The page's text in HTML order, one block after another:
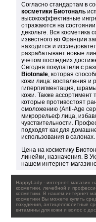
Согласно стандартам в
косметики Биотональ
высокоэффективные
отражаются на
декольте. Вся косметика
известного во Франции
находится и
разрабатывает новые
учетом последних
Сегодня покупатели с
Biotonale, которая
кожи лица: воспаления и
гиперпигментация,
кожи. Также ассортимент
которые противостоят
омоложению (Anti-Age
микрорельеф лица,
чувствительности.
подходят как для
использования в салонах.
Цена на косметику
линейки, назначения. В
нашем интернет-
HappyLady - интернет магазин
косметики, лечебной и
косметики. В нашем интернет
косметики Вы можете купить
похудения, антицеллюлитные
витамины для кожи и волос с